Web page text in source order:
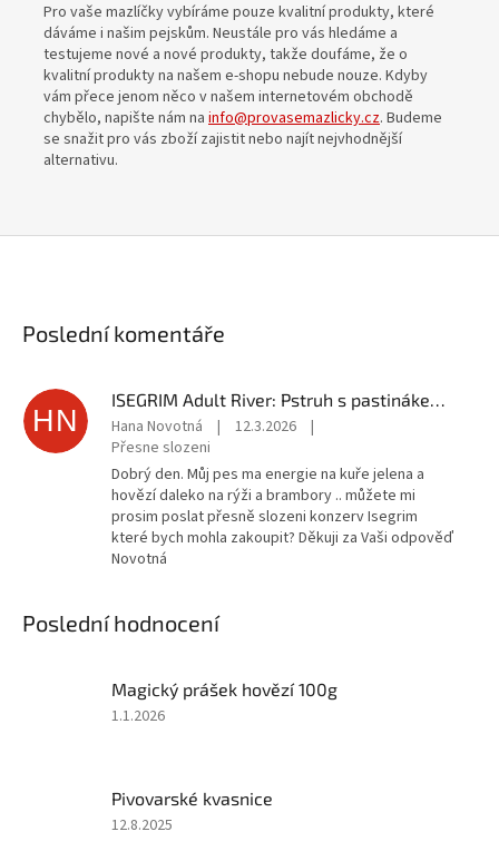
Pro vaše mazlíčky vybíráme pouze kvalitní produkty, které
dáváme i našim pejskům. Neustále pro vás hledáme a
testujeme nové a nové produkty, takže doufáme, že o
kvalitní produkty na našem e-shopu nebude nouze. Kdyby
vám přece jenom něco v našem internetovém obchodě
chybělo, napište nám na info@provasemazlicky.cz. Budeme
se snažit pro vás zboží zajistit nebo najít nejvhodnější
alternativu.
Poslední komentáře
HN
ISEGRIM Adult River: Pstruh s pastinákem a brusinkami 400 g
Hana Novotná | 12.3.2026
|
Přesne slozeni
Dobrý den. Můj pes ma energie na kuře jelena a
hovězí daleko na rýži a brambory .. můžete mi
prosim poslat přesně slozeni konzerv Isegrim
které bych mohla zakoupit? Děkuji za Vaši odpověď
Novotná
Poslední hodnocení
Magický prášek hovězí 100g
Hodnocení
z
5
1.1.2026
Pivovarské kvasnice
Hodnocení
12.8.2025